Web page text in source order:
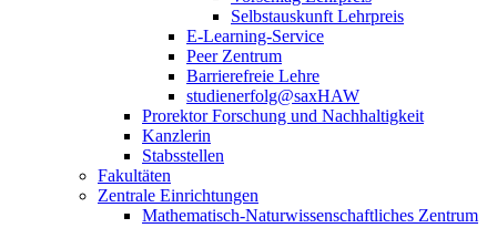
Selbstauskunft Lehrpreis
E-Learning-Service
Peer Zentrum
Barrierefreie Lehre
studienerfolg@saxHAW
Prorektor Forschung und Nachhaltigkeit
Kanzlerin
Stabsstellen
Fakultäten
Zentrale Einrichtungen
Mathematisch-Naturwissenschaftliches Zentrum